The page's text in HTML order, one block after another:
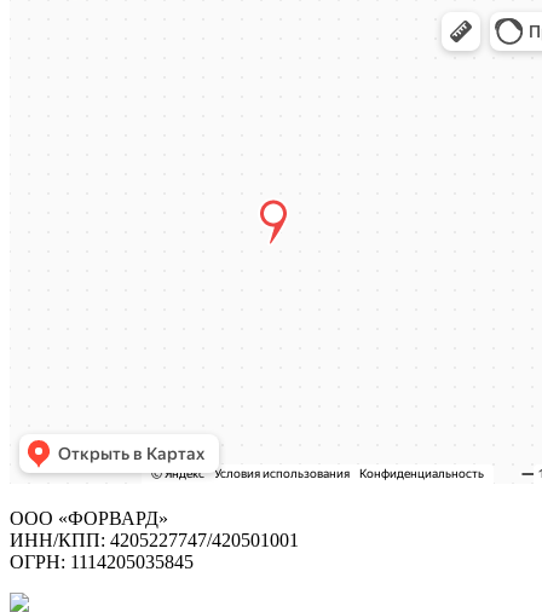
ООО «ФОРВАРД»
ИНН/КПП: 4205227747/420501001
ОГРН: 1114205035845